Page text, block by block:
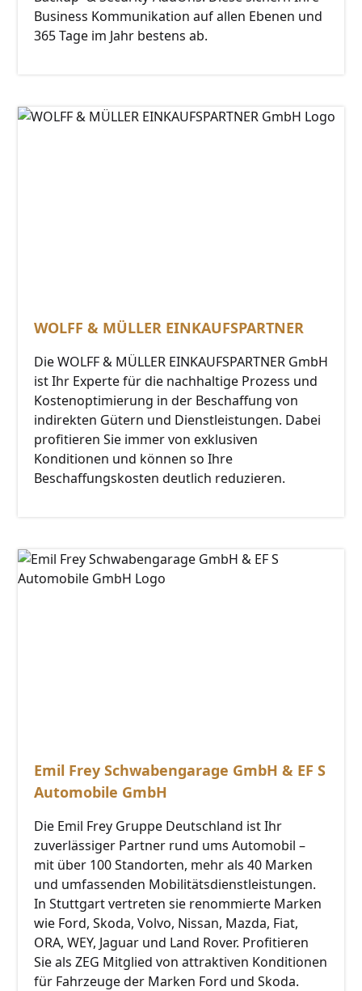
Business Kommunikation auf allen Ebenen und
365 Tage im Jahr bestens ab.
WOLFF & MÜLLER EINKAUFSPARTNER
Die WOLFF & MÜLLER EINKAUFSPARTNER GmbH
ist Ihr Experte für die nachhaltige Prozess und
Kostenoptimierung in der Beschaffung von
indirekten Gütern und Dienstleistungen. Dabei
profitieren Sie immer von exklusiven
Konditionen und können so Ihre
Beschaffungskosten deutlich reduzieren.
Emil Frey Schwabengarage GmbH & EF S
Automobile GmbH
Die Emil Frey Gruppe Deutschland ist Ihr
zuverlässiger Partner rund ums Automobil –
mit über 100 Standorten, mehr als 40 Marken
und umfassenden Mobilitätsdienstleistungen.
In Stuttgart vertreten sie renommierte Marken
wie Ford, Skoda, Volvo, Nissan, Mazda, Fiat,
ORA, WEY, Jaguar und Land Rover. Profitieren
Sie als ZEG Mitglied von attraktiven Konditionen
für Fahrzeuge der Marken Ford und Skoda.